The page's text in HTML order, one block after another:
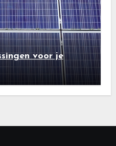
voor je